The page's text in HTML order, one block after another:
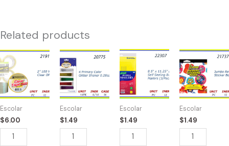
Related products
Escolar
$6.00
21910
-
TAPE
CLEAR
50YD
(6)
quantity
Escolar
$1.49
20775
-
4
PRIMARY
COLOR
SHAKER
.28oz
quantity
Escolar
$1.49
22307
-
SOBRES
BURBUJA
8.5
X
11.25
quantity
Escolar
$1.49
21737
-
JUMBO
REWARD
700
STICKERS
quantity